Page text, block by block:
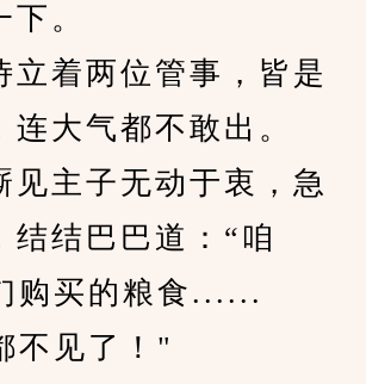
。
着两位管事，皆是
连大气都不敢出。
主子无动于衷，急
结结巴巴道：“咱
购买的粮食......
不见了！"